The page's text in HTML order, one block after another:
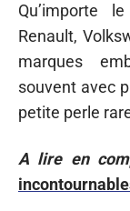
Qu’importe
Renault,
marques
souvent avec
petite perle
A lire en